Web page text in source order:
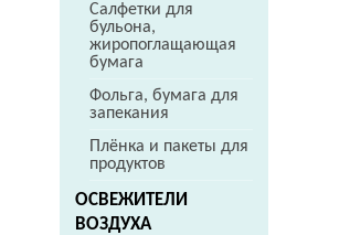
Салфетки для
бульона,
жиропоглащающая
бумага
Фольга, бумага для
запекания
Плёнка и пакеты для
продуктов
ОСВЕЖИТЕЛИ
ВОЗДУХА